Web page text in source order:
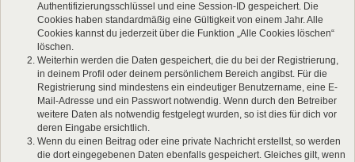
Authentifizierungsschlüssel und eine Session-ID gespeichert. Die
Cookies haben standardmäßig eine Gültigkeit von einem Jahr. Alle
Cookies kannst du jederzeit über die Funktion „Alle Cookies löschen“
löschen.
Weiterhin werden die Daten gespeichert, die du bei der Registrierung,
in deinem Profil oder deinem persönlichem Bereich angibst. Für die
Registrierung sind mindestens ein eindeutiger Benutzername, eine E-
Mail-Adresse und ein Passwort notwendig. Wenn durch den Betreiber
weitere Daten als notwendig festgelegt wurden, so ist dies für dich vor
deren Eingabe ersichtlich.
Wenn du einen Beitrag oder eine private Nachricht erstellst, so werden
die dort eingegebenen Daten ebenfalls gespeichert. Gleiches gilt, wenn